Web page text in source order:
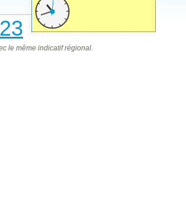
le même indicatif régional.